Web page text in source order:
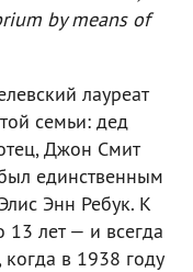
by means of
лауреат
семьи: дед
Джон Смит
единственным
Энн Ребук. К
13 лет — и всегда
в 1938 году